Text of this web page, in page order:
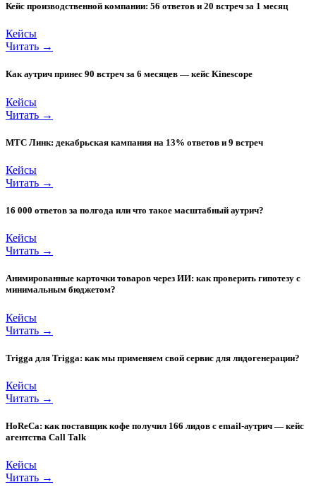
Кейс производственной компании: 56 ответов и 20 встреч за 1 месяц
Кейсы
Читать →
Как аутрич принес 90 встреч за 6 месяцев — кейс Kinescope
Кейсы
Читать →
МТС Линк: декабрьская кампания на 13% ответов и 9 встреч
Кейсы
Читать →
16 000 ответов за полгода или что такое масштабный аутрич?
Кейсы
Читать →
Анимированные карточки товаров через ИИ: как проверить гипотезу с
минимальным бюджетом?
Кейсы
Читать →
Trigga для Trigga: как мы применяем свой сервис для лидогенерации?
Кейсы
Читать →
HoReCa: как поставщик кофе получил 166 лидов с email-аутрич — кейс
агентства Call Talk
Кейсы
Читать →